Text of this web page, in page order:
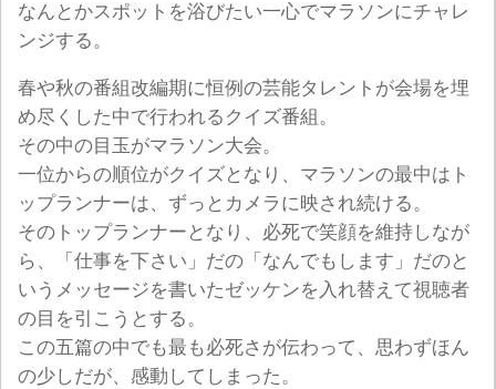
なんとかスポットを浴びたい一心でマラソンにチャレ
ンジする。
春や秋の番組改編期に恒例の芸能タレントが会場を埋
め尽くした中で行われるクイズ番組。
その中の目玉がマラソン大会。
一位からの順位がクイズとなり、マラソンの最中はト
ップランナーは、ずっとカメラに映され続ける。
そのトップランナーとなり、必死で笑顔を維持しなが
ら、「仕事を下さい」だの「なんでもします」だのと
いうメッセージを書いたゼッケンを入れ替えて視聴者
の目を引こうとする。
この五篇の中でも最も必死さが伝わって、思わずほん
の少しだが、感動してしまった。